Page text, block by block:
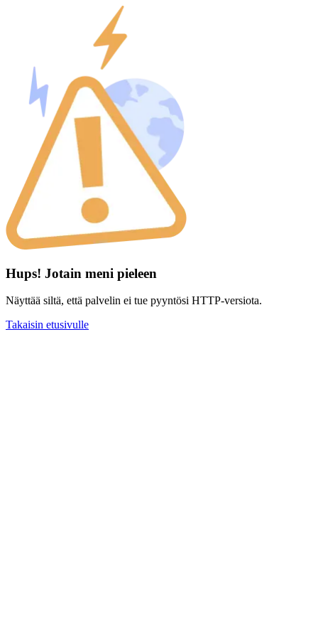
Hups! Jotain meni pieleen
Näyttää siltä, että palvelin ei tue pyyntösi HTTP-versiota.
Takaisin etusivulle